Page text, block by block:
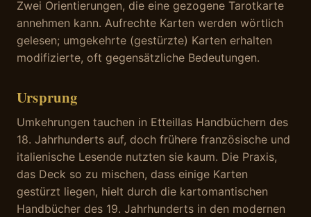
Zwei Orientierungen, die eine gezogene Tarotkarte
annehmen kann. Aufrechte Karten werden wörtlich
gelesen; umgekehrte (gestürzte) Karten erhalten
modifizierte, oft gegensätzliche Bedeutungen.
Ursprung
Umkehrungen tauchen in Etteillas Handbüchern des
18. Jahrhunderts auf, doch frühere französische und
italienische Lesende nutzten sie kaum. Die Praxis,
das Deck so zu mischen, dass einige Karten
gestürzt liegen, hielt durch die kartomantischen
Handbücher des 19. Jahrhunderts in den modernen